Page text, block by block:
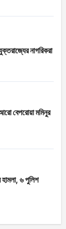
নাগরিকরা
বেপরোয়া মমিনুর
হামলা, ৬ পুলিশ